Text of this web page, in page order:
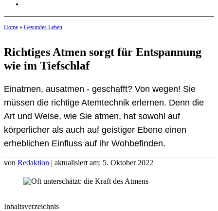
Home » Gesundes Leben
Richtiges Atmen sorgt für Entspannung
wie im Tiefschlaf
Einatmen, ausatmen - geschafft? Von wegen! Sie
müssen die richtige Atemtechnik erlernen. Denn die
Art und Weise, wie Sie atmen, hat sowohl auf
körperlicher als auch auf geistiger Ebene einen
erheblichen Einfluss auf ihr Wohbefinden.
von Redaktion | aktualisiert am: 5. Oktober 2022
Inhaltsverzeichnis